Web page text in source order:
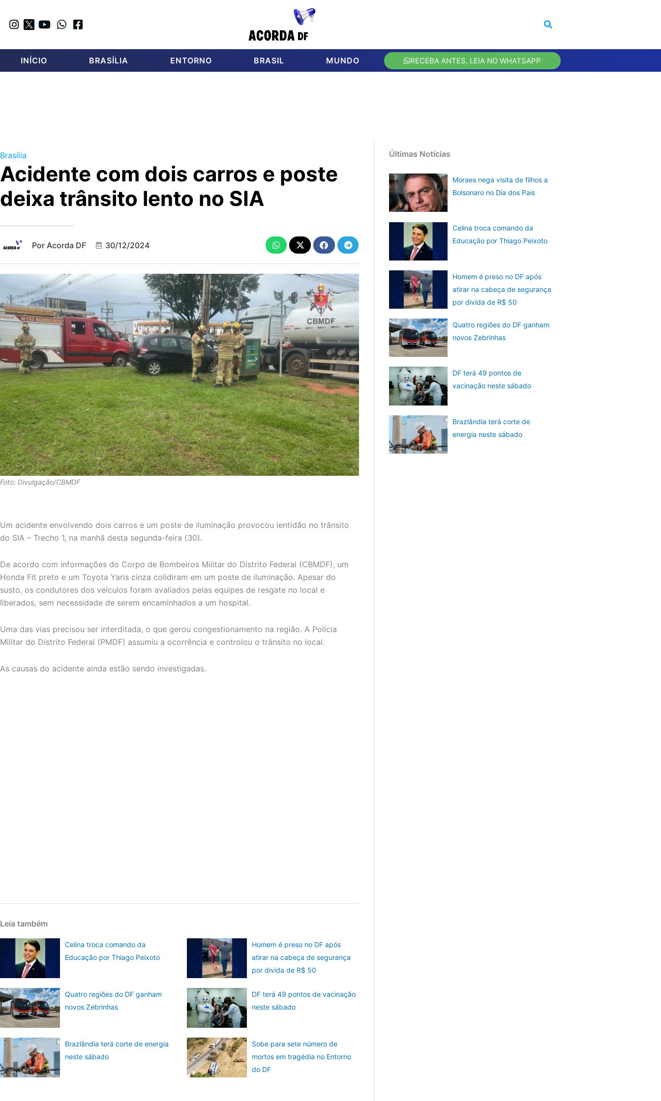
INÍCIO BRASÍLIA ENTORNO BRASIL MUNDO RECEBA ANTES, LEIA NO WHATSAPP
Brasília
Acidente com dois carros e poste
deixa trânsito lento no SIA
Por Acorda DF 30/12/2024
Foto: Divulgação/CBMDF
Um acidente envolvendo dois carros e um poste de iluminação provocou lentidão no trânsito
do SIA – Trecho 1, na manhã desta segunda-feira (30).
De acordo com informações do Corpo de Bombeiros Militar do Distrito Federal (CBMDF), um
Honda Fit preto e um Toyota Yaris cinza colidiram em um poste de iluminação. Apesar do
susto, os condutores dos veículos foram avaliados pelas equipes de resgate no local e
liberados, sem necessidade de serem encaminhados a um hospital.
Uma das vias precisou ser interditada, o que gerou congestionamento na região. A Polícia
Militar do Distrito Federal (PMDF) assumiu a ocorrência e controlou o trânsito no local.
As causas do acidente ainda estão sendo investigadas.
Leia também
Celina troca comando da
Educação por Thiago Peixoto
Homem é preso no DF após
atirar na cabeça de segurança
por divida de R$ 50
Quatro regiões do DF ganham
novos Zebrinhas
DF terá 49 pontos de vacinação
neste sábado
Brazlândia terá corte de energia
neste sábado
Sobe para sete número de
mortos em tragédia no Entorno
do DF
Últimas Notícias
Moraes nega visita de filhos a
Bolsonaro no Dia dos Pais
Celina troca comando da
Educação por Thiago Peixoto
Homem é preso no DF após
atirar na cabeça de segurança
por divida de R$ 50
Quatro regiões do DF ganham
novos Zebrinhas
DF terá 49 pontos de
vacinação neste sábado
Brazlândia terá corte de
energia neste sábado